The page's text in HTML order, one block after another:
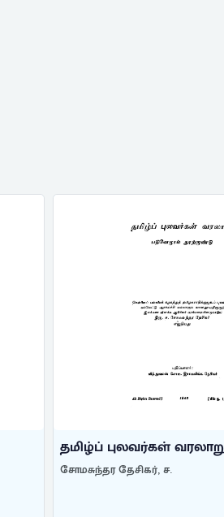
தமிழ்ப் புலவர்கள்
சோமசுந்தர தேசிகர், ச.